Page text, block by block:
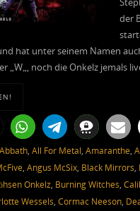
der
hat unter seinem Namen
„W„, noch die Onkelz jemals
Abbath, All For Metal, Amaranthe,
, Angus McSix, Black Mirrors,
Onkelz, Burning Witches,
Wessels, Cormac Neeson,